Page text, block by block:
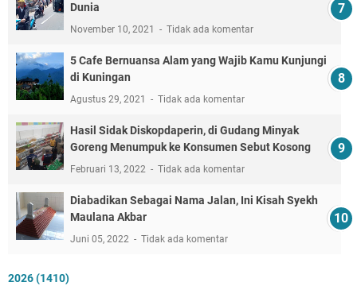
Dunia
November 10, 2021 Tidak ada komentar
5 Cafe Bernuansa Alam yang Wajib Kamu Kunjungi
di Kuningan
Agustus 29, 2021 Tidak ada komentar
Hasil Sidak Diskopdaperin, di Gudang Minyak
Goreng Menumpuk ke Konsumen Sebut Kosong
Februari 13, 2022 Tidak ada komentar
Diabadikan Sebagai Nama Jalan, Ini Kisah Syekh
Maulana Akbar
Juni 05, 2022 Tidak ada komentar
2026(1410)